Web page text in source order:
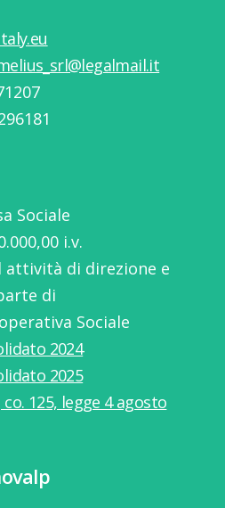
Sociale
i.v.
attività di direzione e
di
Sociale
2024
2025
125, legge 4 agosto